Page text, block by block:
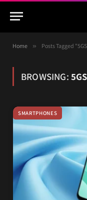
Home » Posts Tagged
BROWSING:
SMARTPHONES